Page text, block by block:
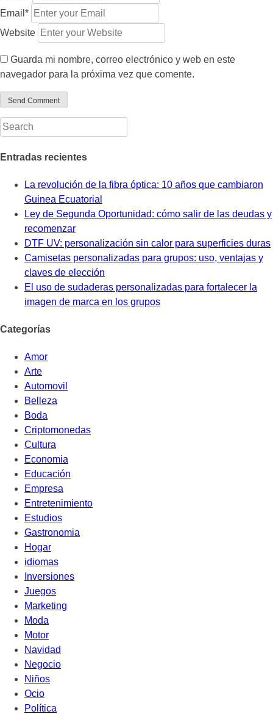
Email*
Website
Guarda mi nombre, correo electrónico y web en este
navegador para la próxima vez que comente.
Entradas recientes
La revolución de la fibra óptica: 10 años que cambiaron
Guinea Ecuatorial
Ley de Segunda Oportunidad: cómo salir de las deudas y
recomenzar
DTF UV: personalización sin calor para superficies duras
Camisetas personalizadas para grupos: uso, ventajas y
claves de elección
El uso de sudaderas personalizadas para fortalecer la
imagen de marca en los grupos
Categorías
Amor
Arte
Automovil
Belleza
Boda
Criptomonedas
Cultura
Economia
Educación
Empresa
Entretenimiento
Estudios
Gastronomia
Hogar
idiomas
Inversiones
Juegos
Marketing
Moda
Motor
Navidad
Negocio
Niños
Ocio
Política